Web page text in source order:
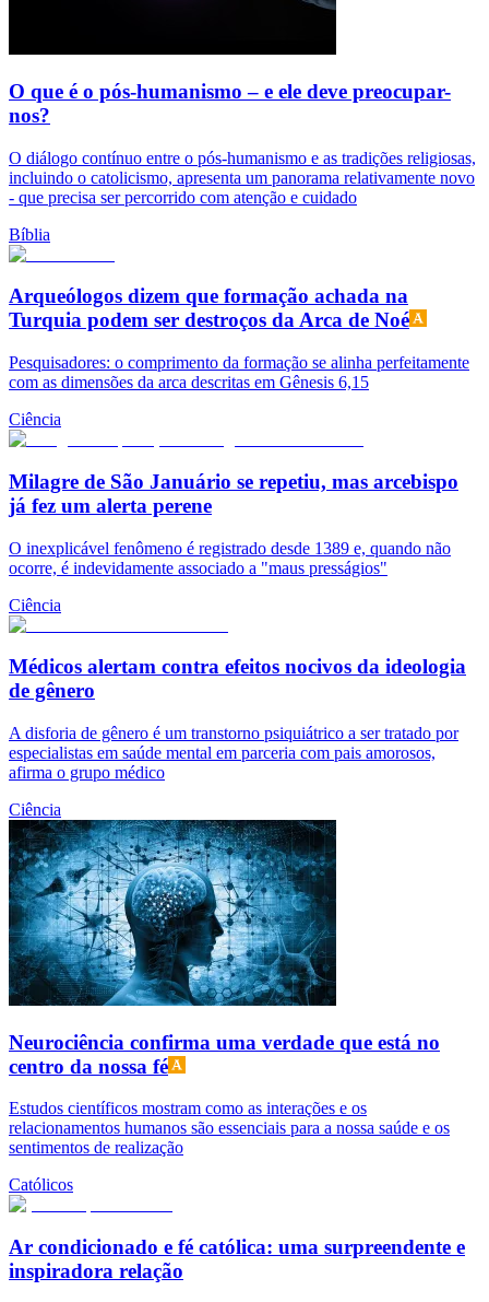
O que é o pós-humanismo – e ele deve preocupar-
nos?
O diálogo contínuo entre o pós-humanismo e as tradições religiosas,
incluindo o catolicismo, apresenta um panorama relativamente novo
- que precisa ser percorrido com atenção e cuidado
Bíblia
Arqueólogos dizem que formação achada na
Turquia podem ser destroços da Arca de Noé
Pesquisadores: o comprimento da formação se alinha perfeitamente
com as dimensões da arca descritas em Gênesis 6,15
Ciência
Milagre de São Januário se repetiu, mas arcebispo
já fez um alerta perene
O inexplicável fenômeno é registrado desde 1389 e, quando não
ocorre, é indevidamente associado a "maus presságios"
Ciência
Médicos alertam contra efeitos nocivos da ideologia
de gênero
A disforia de gênero é um transtorno psiquiátrico a ser tratado por
especialistas em saúde mental em parceria com pais amorosos,
afirma o grupo médico
Ciência
Neurociência confirma uma verdade que está no
centro da nossa fé
Estudos científicos mostram como as interações e os
relacionamentos humanos são essenciais para a nossa saúde e os
sentimentos de realização
Católicos
Ar condicionado e fé católica: uma surpreendente e
inspiradora relação